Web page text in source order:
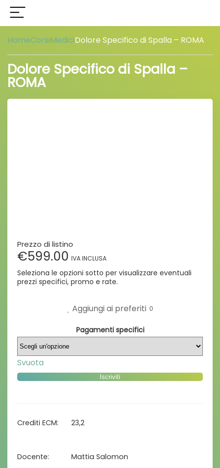
HomeCorsiMediciDolore Specifico di Spalla – ROMA
Dolore Specifico di Spalla –
ROMA
€599.00
Aggiungi ai preferiti 0
Pagamenti specifici
Svuota
Iscriviti
Crediti ECM 23,2
Docente Mattia Salomon